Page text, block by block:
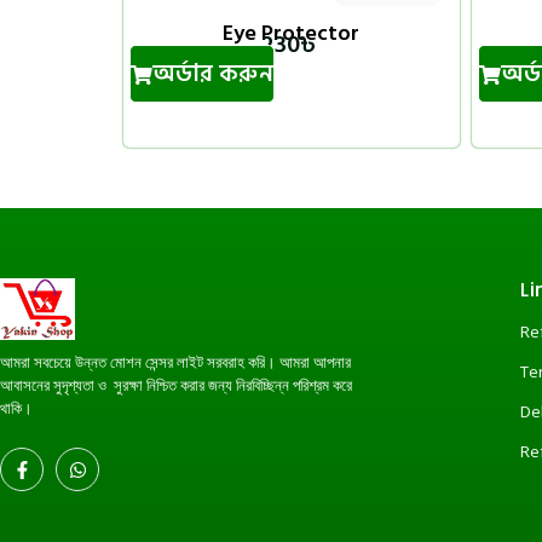
Eye Protector
230৳
অর্ডার করুন
আমরা সবচেয়ে উন্নত মোশন সেন্সর লাইট সরবরাহ করি। আমরা আপনার
আবাসনের সুদৃশ্যতা ও সুরক্ষা নিশ্চিত করার জন্য নিরবিচ্ছিন্ন পরিশ্রম করে
থাকি।